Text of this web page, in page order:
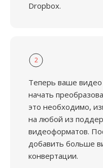
Dropbox.
2
Теперь ваше
начать
это необходимо,
на любой из
видеоформатов.
добавить больше
конвертации.